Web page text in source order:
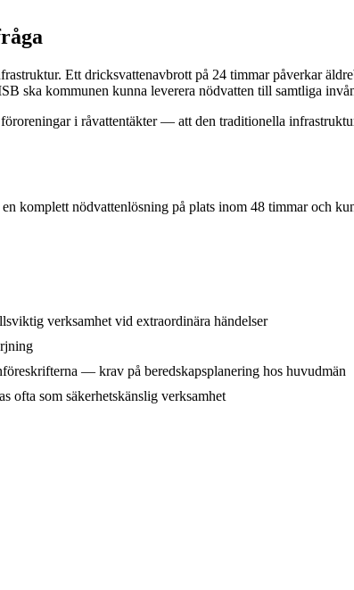
Ett dricksvattenavbrott på 24 timmar påverkar
ska kommunen kunna leverera nödvatten till samtliga
i råvattentäkter — att den traditionella
komplett nödvattenlösning på plats inom 48 timmar och
verksamhet vid extraordinära händelser
— krav på beredskapsplanering hos huvudmän
ofta som säkerhetskänslig verksamhet